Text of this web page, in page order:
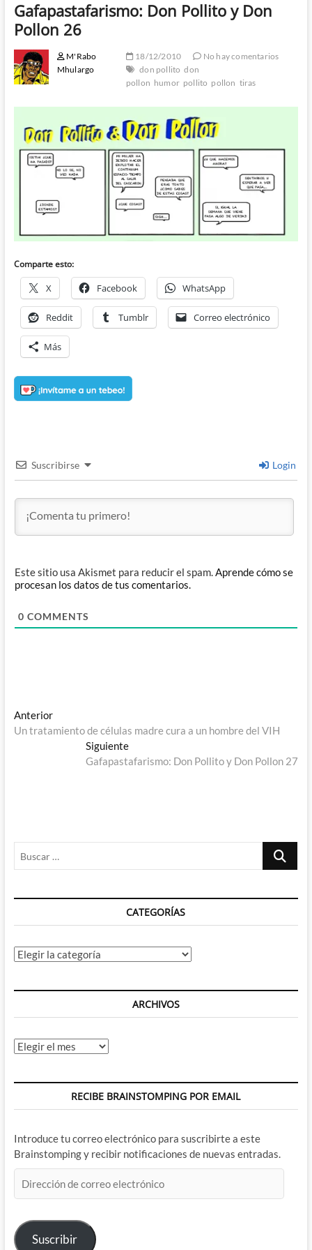
Gafapastafarismo: Don Pollito y Don
Pollon 26
M'Rabo
Mhulargo
18/12/2010
No hay comentarios
don pollito don
pollon humor pollito pollon tiras
Comparte esto:
X Facebook WhatsApp
Reddit Tumblr Correo electrónico
Más
Suscribirse Login
Este sitio usa Akismet para reducir el spam.Aprende cómo se
procesan los datos de tus comentarios.
0 COMMENTS
Navegación
de
entradas
AnteriorEntrada
anterior:
Un tratamiento de células madre cura a un hombre del VIH
SiguienteEntrada
siguiente:
Gafapastafarismo: Don Pollito y Don Pollon 27
Buscar
CATEGORÍAS
Categorías
ARCHIVOS
Archivos
RECIBE BRAINSTOMPING POR EMAIL
Introduce tu correo electrónico para suscribirte a este
Brainstomping y recibir notificaciones de nuevas entradas.
de
electrónico
Suscribir